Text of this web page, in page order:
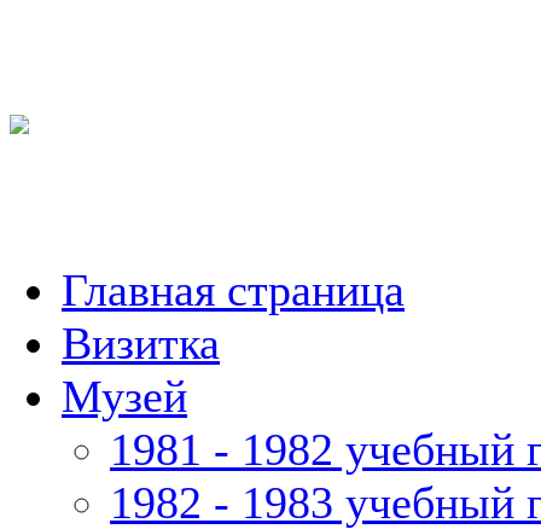
Главная страница
Визитка
Музей
1981 - 1982 учебный
1982 - 1983 учебный